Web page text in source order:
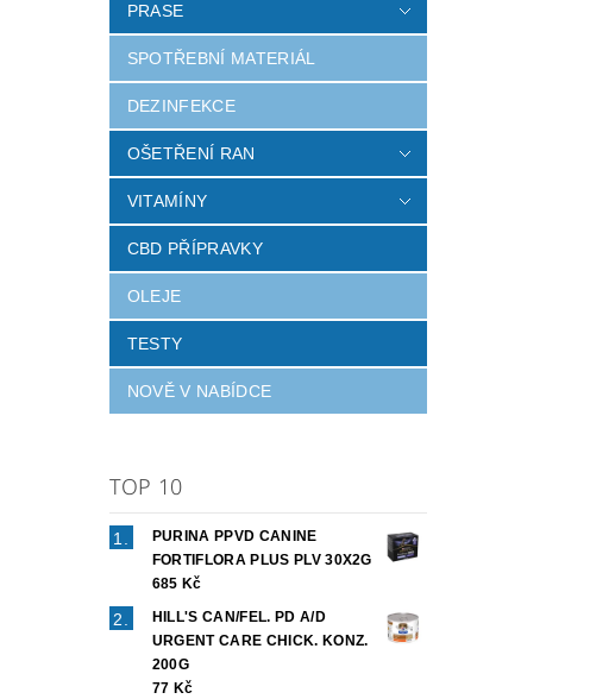
PRASE
SPOTŘEBNÍ MATERIÁL
DEZINFEKCE
OŠETŘENÍ RAN
VITAMÍNY
CBD PŘÍPRAVKY
OLEJE
TESTY
NOVĚ V NABÍDCE
TOP 10
PURINA PPVD CANINE
FORTIFLORA PLUS PLV 30X2G
685 Kč
HILL'S CAN/FEL. PD A/D
URGENT CARE CHICK. KONZ.
200G
77 Kč